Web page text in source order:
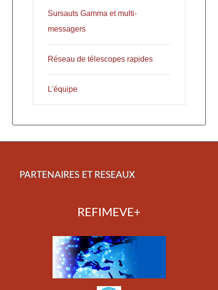
Sursauts Gamma et multi-
messagers
Réseau de télescopes rapides
L'équipe
PARTENAIRES ET RESEAUX
REFIMEVE+